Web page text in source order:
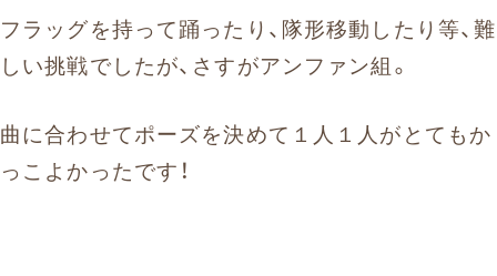
フラッグを持って踊ったり、隊形移動したり等、難
しい挑戦でしたが、さすがアンファン組。
曲に合わせてポーズを決めて１人１人がとてもか
っこよかったです！